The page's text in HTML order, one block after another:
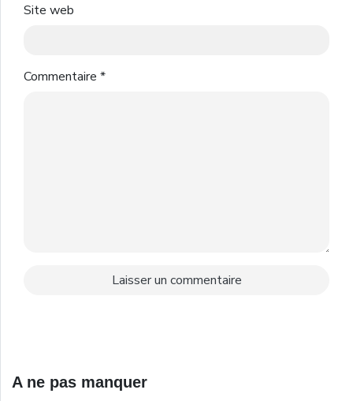
Site web
Commentaire *
A ne pas manquer